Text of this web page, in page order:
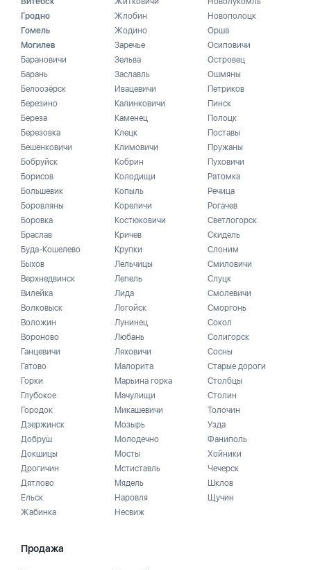
Гродно
Гомель
Могилев
Барановичи
Барань
Белоозёрск
Березино
Береза
Березовка
Бешенковичи
Бобруйск
Борисов
Большевик
Боровляны
Боровка
Браслав
Буда-Кошелево
Быхов
Верхнедвинск
Вилейка
Волковыск
Воложин
Вороново
Ганцевичи
Гатово
Горки
Глубокое
Городок
Дзержинск
Добруш
Докшицы
Дрогичин
Дятлово
Ельск
Жабинка
Жлобин
Жодино
Заречье
Зельва
Заславль
Ивацевичи
Калинковичи
Каменец
Клецк
Климовичи
Кобрин
Колодищи
Копыль
Кореличи
Костюковичи
Кричев
Крупки
Лельчицы
Лепель
Лида
Логойск
Лунинец
Любань
Ляховичи
Малорита
Марьина горка
Мачулищи
Микашевичи
Мозырь
Молодечно
Мосты
Мстиставль
Мядель
Наровля
Несвиж
Новополоцк
Орша
Осиповичи
Островец
Ошмяны
Петриков
Пинск
Полоцк
Поставы
Пружаны
Пуховичи
Ратомка
Речица
Рогачев
Светлогорск
Скидель
Слоним
Смиловичи
Слуцк
Смолевичи
Сморгонь
Сокол
Солигорск
Сосны
Старые дороги
Столбцы
Столин
Толочин
Узда
Фаниполь
Хойники
Чечерск
Шклов
Щучин
Продажа